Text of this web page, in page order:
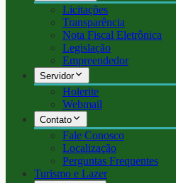
Licitações
Transparência
Nota Fiscal Eletrônica
Legislação
Empreendedor
Servidor
Holerite
Webmail
Contato
Fale Conosco
Localização
Perguntas Frequentes
Turismo e Lazer